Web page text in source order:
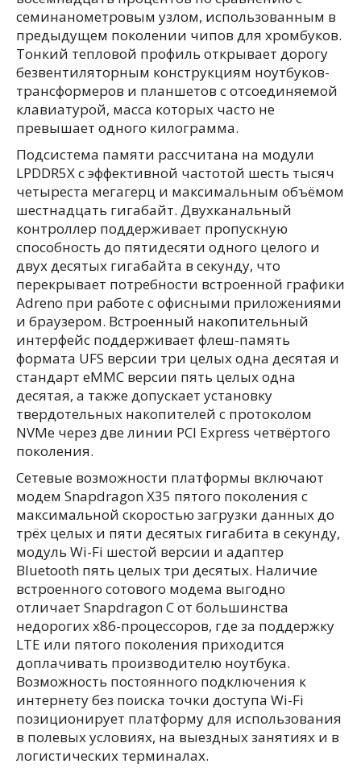
семинанометровым узлом, использованным в
предыдущем поколении чипов для хромбуков.
Тонкий тепловой профиль открывает дорогу
безвентиляторным конструкциям ноутбуков-
трансформеров и планшетов с отсоединяемой
клавиатурой, масса которых часто не
превышает одного килограмма.
Подсистема памяти рассчитана на модули
LPDDR5X с эффективной частотой шесть тысяч
четыреста мегагерц и максимальным объёмом
шестнадцать гигабайт. Двухканальный
контроллер поддерживает пропускную
способность до пятидесяти одного целого и
двух десятых гигабайта в секунду, что
перекрывает потребности встроенной графики
Adreno при работе с офисными приложениями
и браузером. Встроенный накопительный
интерфейс поддерживает флеш-память
формата UFS версии три целых одна десятая и
стандарт eMMC версии пять целых одна
десятая, а также допускает установку
твердотельных накопителей с протоколом
NVMe через две линии PCI Express четвёртого
поколения.
Сетевые возможности платформы включают
модем Snapdragon X35 пятого поколения с
максимальной скоростью загрузки данных до
трёх целых и пяти десятых гигабита в секунду,
модуль Wi-Fi шестой версии и адаптер
Bluetooth пять целых три десятых. Наличие
встроенного сотового модема выгодно
отличает Snapdragon C от большинства
недорогих x86-процессоров, где за поддержку
LTE или пятого поколения приходится
доплачивать производителю ноутбука.
Возможность постоянного подключения к
интернету без поиска точки доступа Wi-Fi
позиционирует платформу для использования
в полевых условиях, на выездных занятиях и в
логистических терминалах.